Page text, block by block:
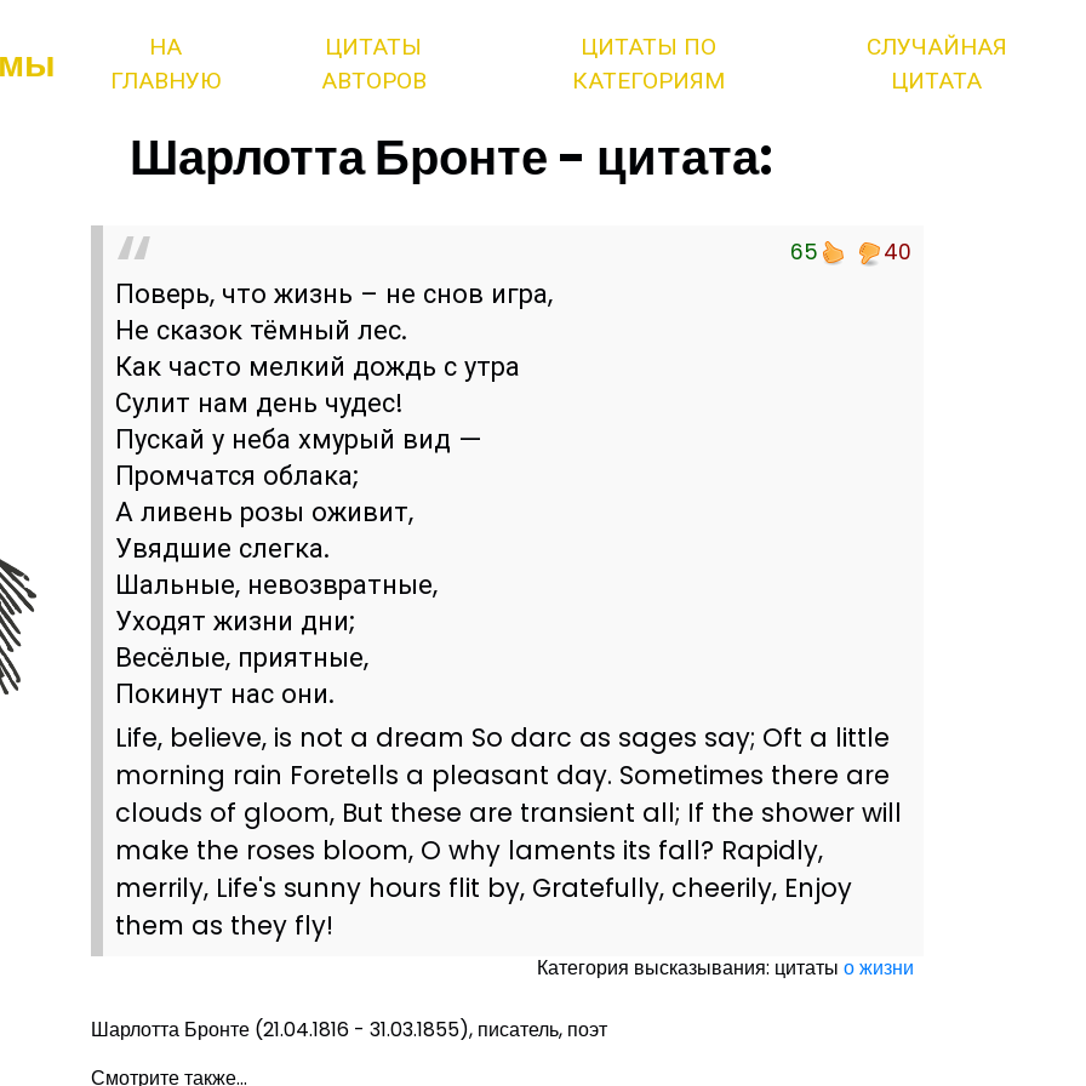
НА
ГЛАВНУЮ
ЦИТАТЫ
АВТОРОВ
ЦИТАТЫ ПО
КАТЕГОРИЯМ
СЛУЧАЙНАЯ
ЦИТАТА
Шарлотта Бронте - цитата:
65 40
Поверь, что жизнь – не снов игра,
Не сказок тёмный лес.
Как часто мелкий дождь с утра
Сулит нам день чудес!
Пускай у неба хмурый вид —
Промчатся облака;
А ливень розы оживит,
Увядшие слегка.
Шальные, невозвратные,
Уходят жизни дни;
Весёлые, приятные,
Покинут нас они.
Life, believe, is not a dream So darc as sages say; Oft a little
morning rain Foretells a pleasant day. Sometimes there are
clouds of gloom, But these are transient all; If the shower will
make the roses bloom, O why laments its fall? Rapidly,
merrily, Life's sunny hours flit by, Gratefully, cheerily, Enjoy
them as they fly!
Категория высказывания: цитаты о жизни
Шарлотта Бронте (21.04.1816 - 31.03.1855), писатель, поэт
Смотрите также...